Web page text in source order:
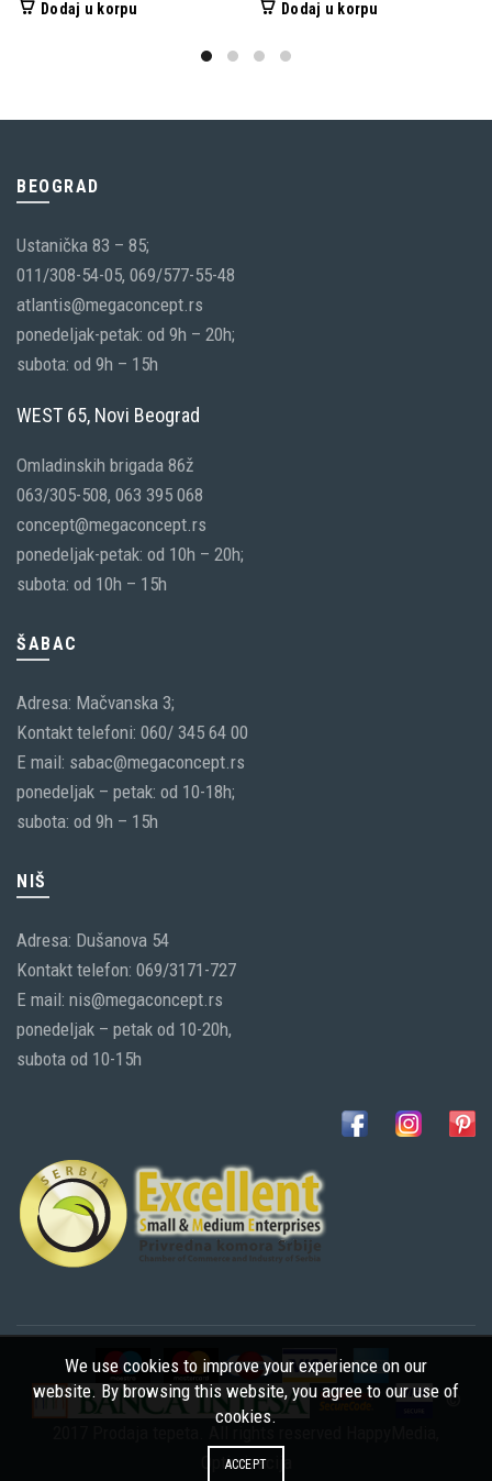
Dodaj u korpu Dodaj u korpu
BEOGRAD
Ustanička 83 – 85;
011/308-54-05, 069/577-55-48
atlantis@megaconcept.rs
ponedeljak-petak: od 9h – 20h;
subota: od 9h – 15h
WEST 65, Novi Beograd
Omladinskih brigada 86ž
063/305-508, 063 395 068
concept@megaconcept.rs
ponedeljak-petak: od 10h – 20h;
subota: od 10h – 15h
ŠABAC
Adresa: Mačvanska 3;
Kontakt telefoni: 060/ 345 64 00
E mail: sabac@megaconcept.rs
ponedeljak – petak: od 10-18h;
subota: od 9h – 15h
NIŠ
Adresa: Dušanova 54
Kontakt telefon: 069/3171-727
E mail: nis@megaconcept.rs
ponedeljak – petak od 10-20h,
subota od 10-15h
©
Optimizacija
We use cookies to improve your experience on our
website. By browsing this website, you agree to our use of
cookies.
ACCEPT